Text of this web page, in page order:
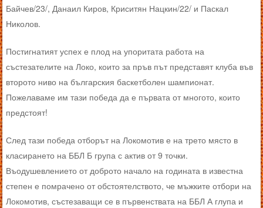
Байчев/23/, Данаил Киров, Криситян Нацкин/22/ и Паскал
Николов.
Постигнатият успех е плод на упоритата работа на
състезателите на Локо, които за пръв път представят клуба във
второто ниво на българския баскетболен шампионат.
Пожелаваме им тази победа да е първата от многото, които
предстоят!
След тази победа отборът на Локомотив е на трето място в
класирането на ББЛ Б група с актив от 9 точки.
Въодушевлението от доброто начало на годината в известна
степен е помрачено от обстоятелството, че мъжките отбори на
Локомотив, състезаващи се в първенствата на ББЛ А глупа и